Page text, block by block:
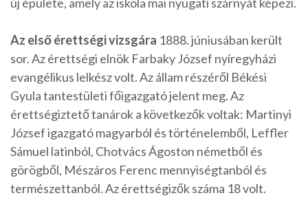
Az első érettségi vizsgára 1888. júniusában került
sor. Az érettségi elnök Farbaky József nyíregyházi
evangélikus lelkész volt. Az állam részéről Békési
Gyula tantestületi főigazgató jelent meg. Az
érettségiztető tanárok a következők voltak: Martinyi
József igazgató magyarból és történelemből, Leffler
Sámuel latinból, Chotvács Ágoston németből és
görögből, Mészáros Ferenc mennyiségtanból és
természettanból. Az érettségizők száma 18 volt.